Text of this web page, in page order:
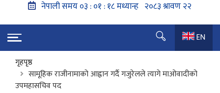
EN
गृहपृष्ठ
सामूहिक राजीनामाको आह्वान गर्दै गजुरेलले त्यागे माओवादीको
उपमहासचिव पद